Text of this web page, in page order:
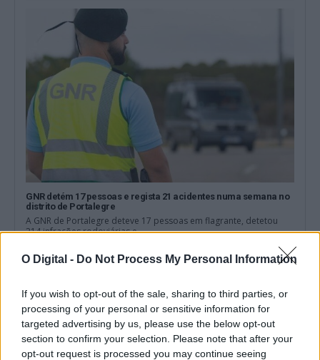
O Digital - Do Not Process My Personal Information
If you wish to opt-out of the sale, sharing to third parties, or
processing of your personal or sensitive information for
targeted advertising by us, please use the below opt-out
section to confirm your selection. Please note that after your
opt-out request is processed you may continue seeing
GNR detém 17 pessoas e regista 21 acidentes numa semana no
distrito de Portalegre
A GNR de Portalegre deteve 17 pessoas em flagrante, detetou
214 infrações rodoviárias e...